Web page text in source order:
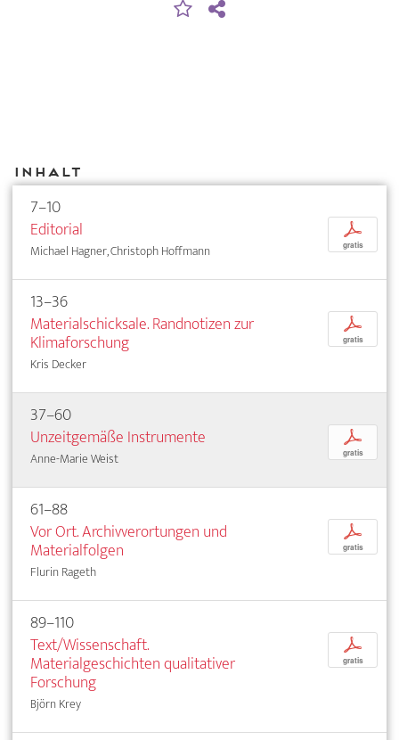
Inhalt
7–10
Editorial
Michael Hagner, Christoph Hoffmann
p
gratis
13–36
Materialschicksale. Randnotizen zur
Klimaforschung
Kris Decker
p
gratis
37–60
Unzeitgemäße Instrumente
Anne-Marie Weist
p
gratis
61–88
Vor Ort. Archivverortungen und
Materialfolgen
Flurin Rageth
p
gratis
89–110
Text/Wissenschaft.
Materialgeschichten qualitativer
Forschung
Björn Krey
p
gratis